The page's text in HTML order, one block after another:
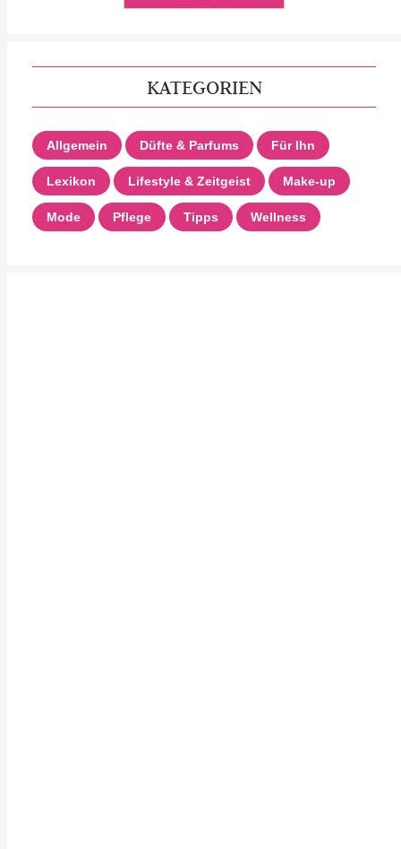
KATEGORIEN
Allgemein Düfte & Parfums Für Ihn
Lexikon Lifestyle & Zeitgeist Make-up
Mode Pflege Tipps Wellness